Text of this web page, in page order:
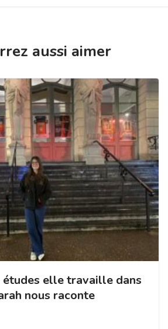
aussi aimer
études elle travaille dans
nous raconte